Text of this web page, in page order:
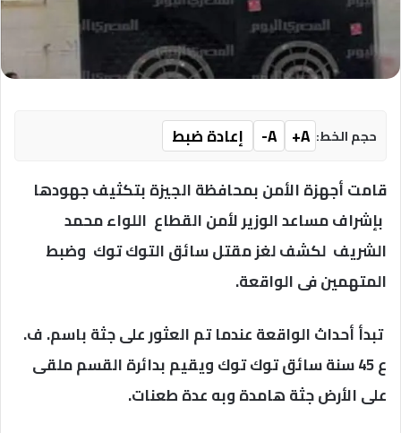
حجم الخط: A+
A-
إعادة ضبط
قامت أجهزة الأمن بمحافظة الجيزة بتكثيف جهودها
بإشراف مساعد الوزير لأمن القطاع اللواء محمد
الشريف لكشف لغز مقتل سائق التوك توك وضبط
المتهمين فى الواقعة.
تبدأ أحداث الواقعة عندما تم العثور على جثة باسم. ف.
ع 45 سنة سائق توك توك ويقيم بدائرة القسم ملقى
على الأرض جثة هامدة وبه عدة طعنات.